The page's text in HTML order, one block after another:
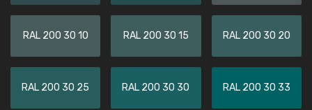
RAL 200 30 10 RAL 200 30 15 RAL 200 30 20
RAL 200 30 25 RAL 200 30 30 RAL 200 30 33